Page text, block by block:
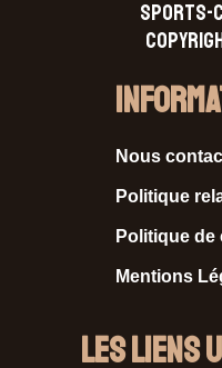
SPORTS-
Nous
Politique
Politique
Mentions
Les liens